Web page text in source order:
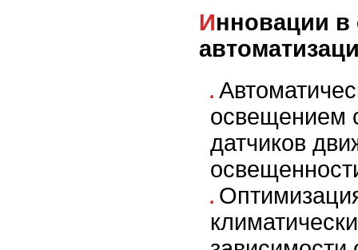
Инновации в области
освещением
датчиков